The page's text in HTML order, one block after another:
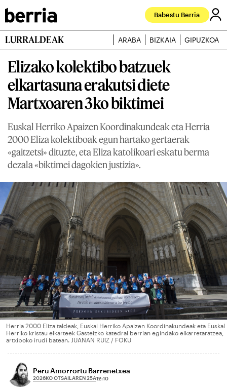
Babestu Berria
LURRALDEAK ARABA BIZKAIA GIPUZKOA
Elizako kolektibo batzuek
elkartasuna erakutsi diete
Martxoaren 3ko biktimei
Euskal Herriko Apaizen Koordinakundeak eta Herria
2000 Eliza kolektiboak egun hartako gertaerak
«gaitzetsi» dituzte, eta Eliza katolikoari eskatu berma
dezala «biktimei dagokien justizia».
Herria 2000 Eliza taldeak, Euskal Herriko Apaizen Koordinakundeak eta Euskal
Herriko kristau elkarteek Gasteizko katedral berrian egindako elkarretaratzea,
artxiboko irudi batean. JUANAN RUIZ / FOKU
Peru Amorrortu Barrenetxea
2026KO OTSAILAREN 25A12:10